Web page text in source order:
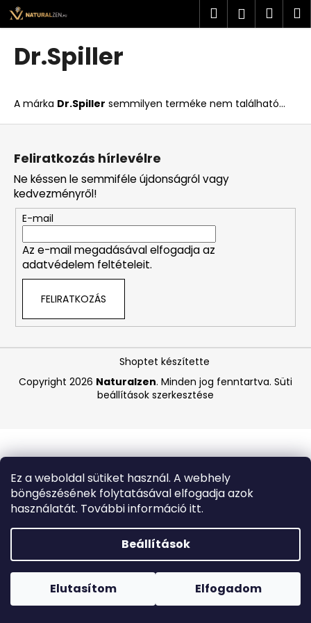
Ez a weboldal sütiket használ. A webhely
böngészésének folytatásával elfogadja azok
használatát. További információ itt.
Beállítások
Elutasítom Elfogadom
Ugrás
fő
tartalomhoz
Forró napokon nem javasoljuk a csomagautomatákba
történő kézbesítést. A magas hőmérsékletre érzékeny
termékek átvételkor nem biztos, hogy optimális állapotban
Keresés
Dr.Spiller
A márka Dr.Spiller semmilyen terméke nem található...
K
o
i
t
k
e
r
e
s
?
A
á
u
k
MEDIBLANC
KIDS
RASPBERRY
MÁLNA
ÍZŰ,
EXP:
L
Feliratkozás hírlevélre
Ne késsen le semmiféle újdonságról vagy
kedvezményről!
E-mail
Az e-mail megadásával elfogadja az
adatvédelem feltételeit.
FELIRATKOZÁS
Shoptet készítette
Copyright 2026 Naturalzen. Minden jog fenntartva. Süti
beállítások szerkesztése